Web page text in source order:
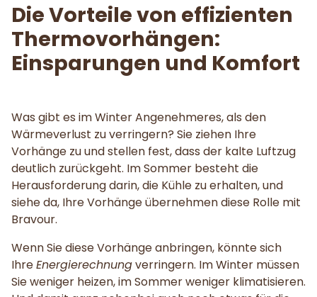
Die Vorteile von effizienten
Thermovorhängen:
Einsparungen und Komfort
Was gibt es im Winter Angenehmeres, als den
Wärmeverlust zu verringern? Sie ziehen Ihre
Vorhänge zu und stellen fest, dass der kalte Luftzug
deutlich zurückgeht. Im Sommer besteht die
Herausforderung darin, die Kühle zu erhalten, und
siehe da, Ihre Vorhänge übernehmen diese Rolle mit
Bravour.
Wenn Sie diese Vorhänge anbringen, könnte sich
IhreEnergierechnungverringern. Im Winter müssen
Sie weniger heizen, im Sommer weniger klimatisieren.